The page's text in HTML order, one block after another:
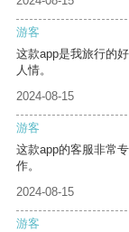
游客
这款app是我旅行的
人情。
2024-08-15
游客
这款app的客服非常
作。
2024-08-15
游客